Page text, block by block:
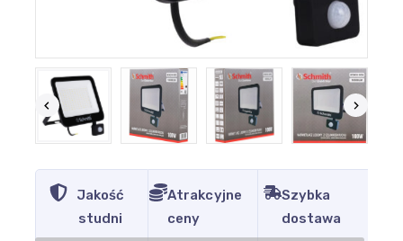
Jakość
studni
Atrakcyjne
ceny
Szybka
dostawa